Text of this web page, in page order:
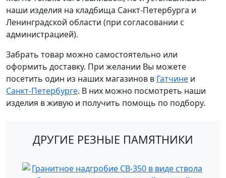
наши изделия на кладбища Санкт-Петербурга и
Ленинградской области (при согласовании с
администрацией).
Забрать товар можно самостоятельно или
оформить доставку. При желании Вы можете
посетить один из наших магазинов в Гатчине и
Санкт-Петербурге. В них можно посмотреть наши
изделия в живую и получить помощь по подбору.
ДРУГИЕ РЕЗНЫЕ ПАМЯТНИКИ